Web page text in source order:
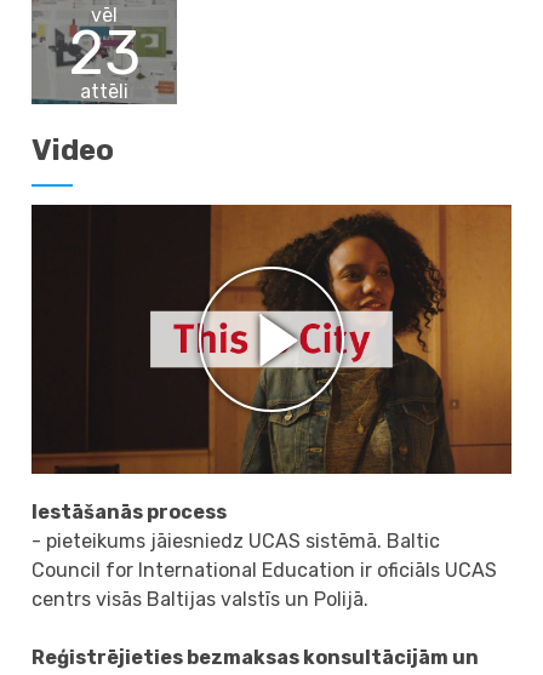
vēl
23
attēli
Video
Iestāšanās process
- pieteikums jāiesniedz UCAS sistēmā. Baltic
Council for International Education ir oficiāls UCAS
centrs visās Baltijas valstīs un Polijā.
Reģistrējieties bezmaksas konsultācijām un